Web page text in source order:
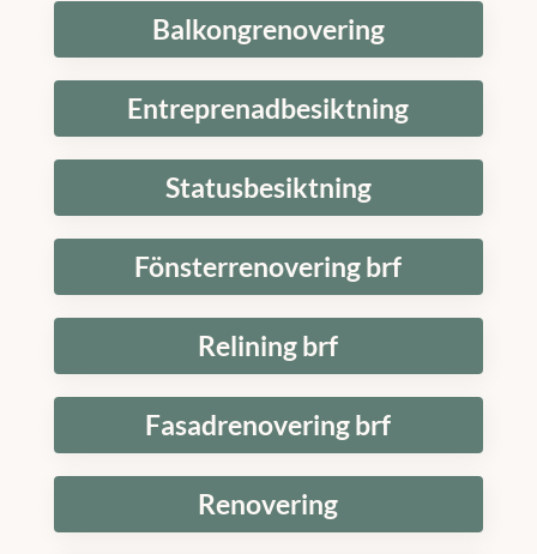
Balkongrenovering
Entreprenadbesiktning
Statusbesiktning
Fönsterrenovering brf
Relining brf
Fasadrenovering brf
Renovering